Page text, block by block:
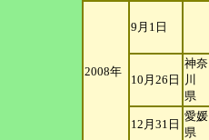
2008年
9月1日
10月26日
神奈
川
県
12月31日
愛媛
県